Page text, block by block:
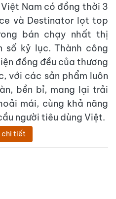
Nam có đồng thời 3
và Destinator lọt top
bán chạy nhất thị
số kỷ lục. Thành công
đồng đều của thương
với các sản phẩm luôn
bền bỉ, mang lại trải
mái, cùng khả năng
người tiêu dùng Việt.
chi tiết